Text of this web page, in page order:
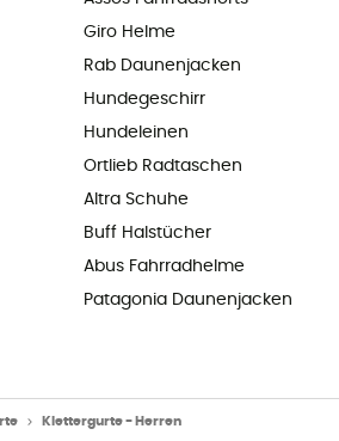
Giro Helme
Rab Daunenjacken
Hundegeschirr
Hundeleinen
Ortlieb Radtaschen
Altra Schuhe
Buff Halstücher
Abus Fahrradhelme
Patagonia Daunenjacken
Klettergurte - Herren